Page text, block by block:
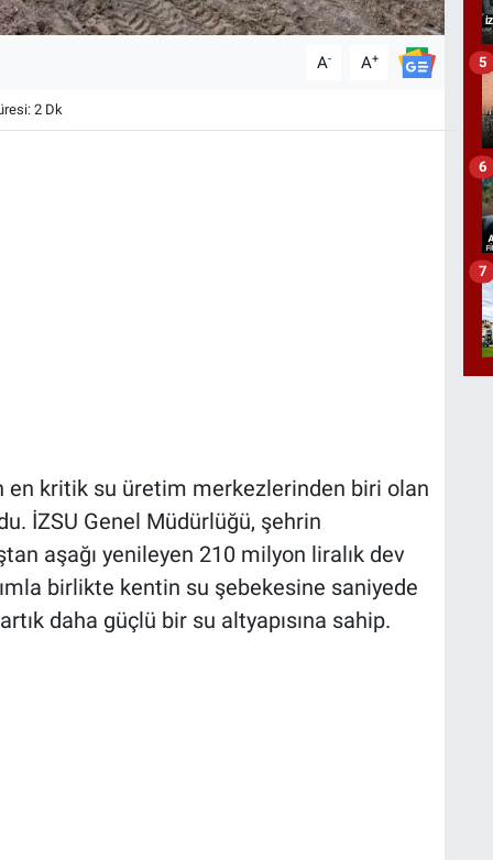
A- A+
2 Dk
en kritik su üretim merkezlerinden biri olan
İZSU Genel Müdürlüğü, şehrin
aşağı yenileyen 210 milyon liralık dev
birlikte kentin su şebekesine saniyede
daha güçlü bir su altyapısına sahip.
5
6
7